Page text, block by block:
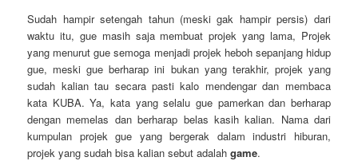
Sudah hampir setengah tahun (meski gak hampir persis) dari
waktu itu, gue masih saja membuat projek yang lama, Projek
yang menurut gue semoga menjadi projek heboh sepanjang hidup
gue, meski gue berharap ini bukan yang terakhir, projek yang
sudah kalian tau secara pasti kalo mendengar dan membaca
kata KUBA. Ya, kata yang selalu gue pamerkan dan berharap
dengan memelas dan berharap belas kasih kalian. Nama dari
kumpulan projek gue yang bergerak dalam industri hiburan,
projek yang sudah bisa kalian sebut adalahgame.